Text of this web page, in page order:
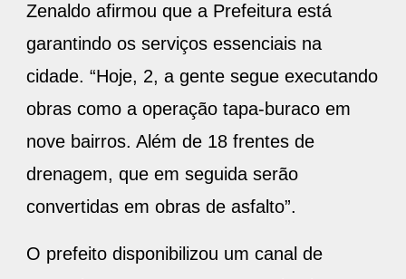
Zenaldo afirmou que a Prefeitura está
garantindo os serviços essenciais na
cidade. “Hoje, 2, a gente segue executando
obras como a operação tapa-buraco em
nove bairros. Além de 18 frentes de
drenagem, que em seguida serão
convertidas em obras de asfalto”.
O prefeito disponibilizou um canal de